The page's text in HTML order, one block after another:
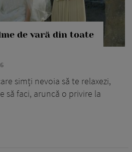
de vară din toate
simți nevoia să te relaxezi,
să faci, aruncă o privire la